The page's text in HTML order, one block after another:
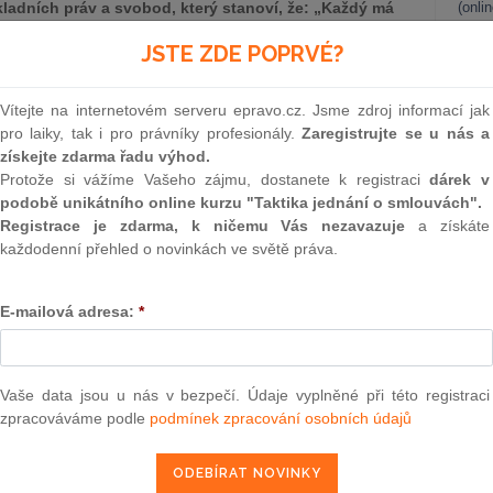
práv a svobod, který stanoví, že: „Každý má
bez zbytečných průtahů a v jeho přítomnosti a
důkazům.“ Toto ustanovení je pak základem pro
předpisů, včetně § 6 odst. 1 zákona č.
předpisů (dále jen „správní řád“). Zásada
zásadou, kterou je ovládáno správní řízení.
v části první hlavě druhé správního řádu,
pravdy, uvedenou v § 3 správního řádu.
krátký úvod do problematiky konfliktu zásady rychlosti
v řízení o správním deliktu a dále nastínit řešení tohoto
správního soudu. Článek je orientován pouze na
s podnikajícími fyzickými osobami nebo právnickými
správního řízení a řádné projednání věci bez zbytečných
základní práva účastníka řízení, upravená v Listině
o správním deliktu je pak nutné upozornit na to, že v
protiprávního jednání a následné uložení sankce
a dále do účelu trestu, neboť účinnost trestu koreluje s
JSTE ZDE POPRVÉ?
Vítejte na internetovém serveru epravo.cz. Jsme zdroj informací jak
pro laiky, tak i pro právníky profesionály.Zaregistrujte se u nás a
získejte zdarma řadu výhod.
Protože si vážíme Vašeho zájmu, dostanete k registracidárek v
podobě unikátního online kurzu "Taktika jednání o smlouvách".
Registrace je zdarma, k ničemu Vás nezavazuje a získáte
každodenní přehled o novinkách ve světě práva.
E-mailová adresa: *
Vaše data jsou u nás v bezpečí. Údaje vyplněné při této registraci
zpracováváme podle podmínek zpracování osobních údajů